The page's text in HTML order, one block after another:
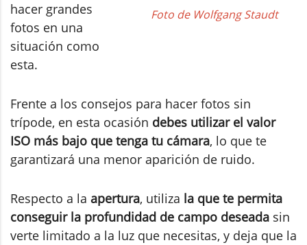
Foto de Wolfgang Staudt
hacer grandes
fotos en una
situación como
esta.
Frente a los consejos para hacer fotos sin
trípode, en esta ocasión debes utilizar el valor
ISO más bajo que tenga tu cámara, lo que te
garantizará una menor aparición de ruido.
Respecto a la apertura, utiliza la que te permita
conseguir la profundidad de campo deseada sin
verte limitado a la luz que necesitas, y deja que la